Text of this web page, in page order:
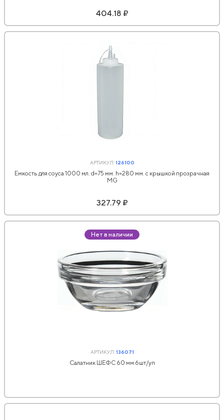
404.18 ₽
АРТИКУЛ:126100
Емкость для соуса 1000 мл. d=75 мм. h=280 мм. с крышкой прозрачная
MG
327.79 ₽
Нет в наличии
АРТИКУЛ:136071
Салатник ШЕФС 60 мм 6шт/уп